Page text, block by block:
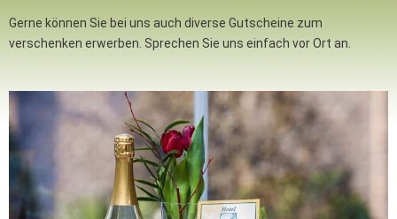
Gerne können Sie bei uns auch diverse Gutscheine zum
verschenken erwerben. Sprechen Sie uns einfach vor Ort an.